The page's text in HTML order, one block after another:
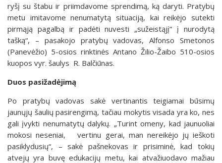
ryšį su štabu ir priimdavome sprendimą, ką daryti. Pratybų
metu imitavome nenumatytą situaciją, kai reikėjo sutekti
pirmąją pagalbą ir padėti nuvesti „sužeistąjį“ į nurodytą
tašką“, – pasakojo pratybų vadovas, Alfonso Smetonos
(Panevėžio) 5-osios rinktinės Antano Žilio-Žaibo 510-osios
kuopos vyr. šaulys R. Balčiūnas.
Duos pasižadėjimą
Po pratybų vadovas sakė vertinantis teigiamai būsimų
jaunųjų šaulių pasirengimą, tačiau mokytis visada yra ko, nes
gali įvykti nenumatytų dalykų. „Turint omeny, kad jaunuoliai
mokosi neseniai, vertinu gerai, man nereikėjo jų ieškoti
pasiklydusių“, – sakė pašnekovas ir prisiminė, kad tokių
atvejų yra buvę edukacijų metu, kai atvažiuodavo mažiau